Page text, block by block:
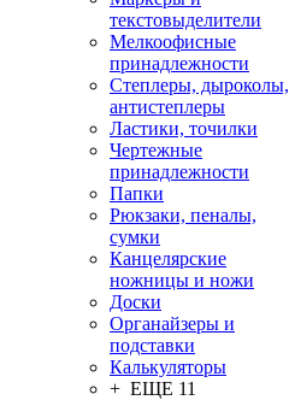
текстовыделители
Мелкоофисные
принадлежности
Степлеры, дыроколы,
антистеплеры
Ластики, точилки
Чертежные
принадлежности
Папки
Рюкзаки, пеналы,
сумки
Канцелярские
ножницы и ножи
Доски
Органайзеры и
подставки
Калькуляторы
+ ЕЩЕ 11